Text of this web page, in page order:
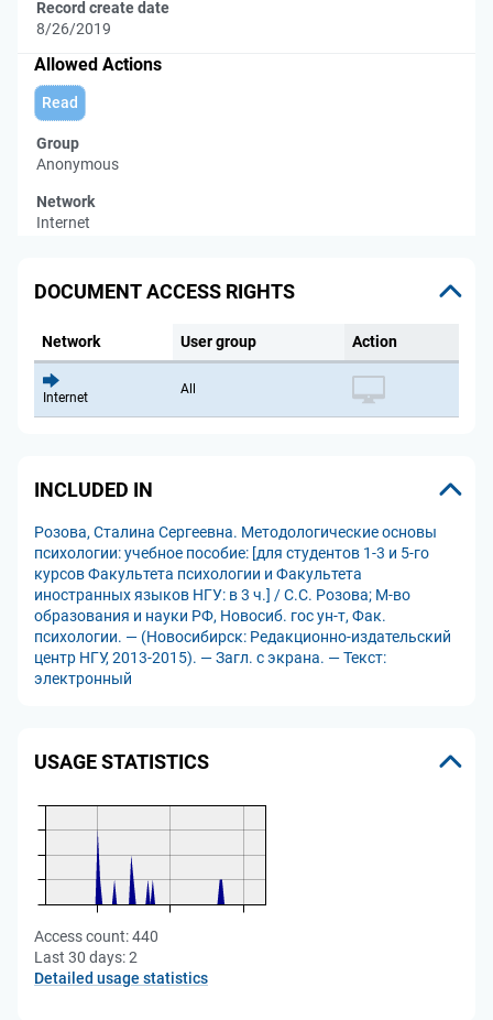
Record create date
8/26/2019
Allowed Actions
Read
Group
Anonymous
Network
Internet
DOCUMENT ACCESS RIGHTS
Network User group Action
Internet
All
INCLUDED IN
Розова, Сталина Сергеевна. Методологические основы
психологии: учебное пособие: [для студентов 1-3 и 5-го
курсов Факультета психологии и Факультета
иностранных языков НГУ: в 3 ч.] / С.С. Розова; М-во
образования и науки РФ, Новосиб. гос ун-т, Фак.
психологии. — (Новосибирск: Редакционно-издательский
центр НГУ, 2013-2015). — Загл. с экрана. — Текст:
электронный
USAGE STATISTICS
Access count:440
Last 30 days:2
Detailed usage statistics